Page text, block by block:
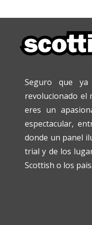
Seguro que
revolucionado el
eres un
espectacular,
donde un panel
trial y de los
Scottish o los